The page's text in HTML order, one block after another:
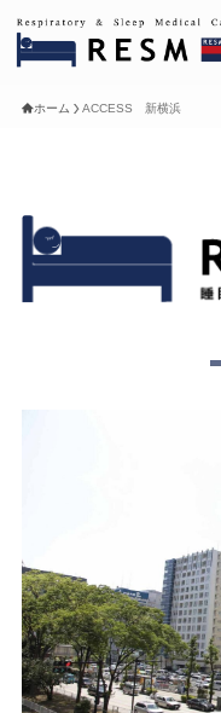
ホーム ACCESS 新横浜